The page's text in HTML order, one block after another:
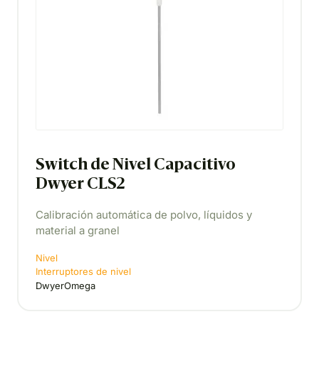
Switch de Nivel Capacitivo
Dwyer CLS2
Calibración automática de polvo, líquidos y
material a granel
Nivel
Interruptores de nivel
DwyerOmega